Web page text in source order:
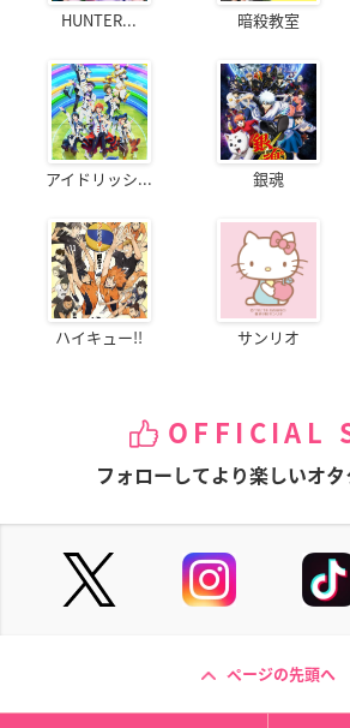
HUNTER... 暗殺教室
アイドリッシ... 銀魂
ハイキュー!! サンリオ
OFFICIAL
フォローしてより楽しいオタ
ページの先頭へ